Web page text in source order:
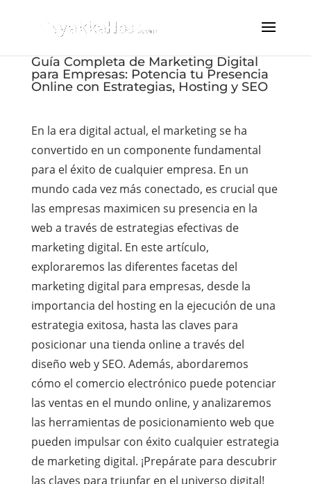
Guía Completa de Marketing Digital
para Empresas: Potencia tu Presencia
Online con Estrategias, Hosting y SEO
En la era digital actual, el marketing se ha
convertido en un componente fundamental
para el éxito de cualquier empresa. En un
mundo cada vez más conectado, es crucial que
las empresas maximicen su presencia en la
web a través de estrategias efectivas de
marketing digital. En este artículo,
exploraremos las diferentes facetas del
marketing digital para empresas, desde la
importancia del hosting en la ejecución de una
estrategia exitosa, hasta las claves para
posicionar una tienda online a través del
diseño web y SEO. Además, abordaremos
cómo el comercio electrónico puede potenciar
las ventas en el mundo online, y analizaremos
las herramientas de posicionamiento web que
pueden impulsar con éxito cualquier estrategia
de marketing digital. ¡Prepárate para descubrir
las claves para triunfar en el universo digital!